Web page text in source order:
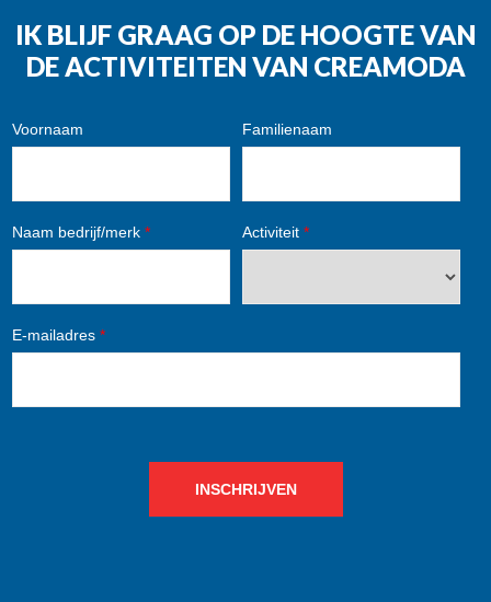
IK BLIJF GRAAG OP DE HOOGTE VAN
DE ACTIVITEITEN VAN CREAMODA
Voornaam Familienaam
Naam bedrijf/merk * Activiteit *
E-mailadres *
INSCHRIJVEN